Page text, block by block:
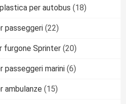
per autobus (18)
passeggeri (22)
furgone Sprinter (20)
passeggeri marini (6)
ambulanze (15)